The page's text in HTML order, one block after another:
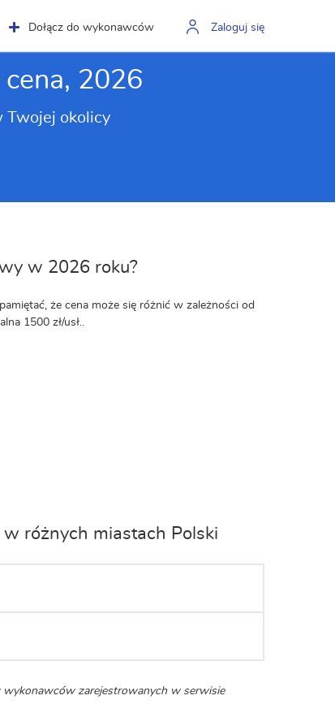
Dołącz do wykonawców Zaloguj się
2026
Twojej okolicy
w 2026 roku?
że cena może się różnić w zależności od
1500 zł/usł..
różnych miastach Polski
wykonawców zarejestrowanych w serwisie